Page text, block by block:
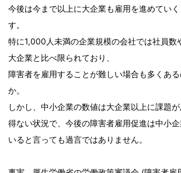
今後は今まで以上に大企業も雇用を進めてい
す。
特に1,000人未満の企業規模の会社では社員数
大企業と比べ限られており、
障害者を雇用することが難しい場合も多くあ
か。
しかし、中小企業の数値は大企業以上に課題
得ない状況で、今後の障害者雇用促進は中小
いると言っても過言ではありません。